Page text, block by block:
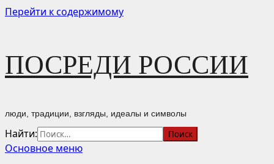
Перейти к содержимому
ПОСРЕДИ РОССИИ
люди, традиции, взгляды, идеалы и символы
Найти:
Основное меню